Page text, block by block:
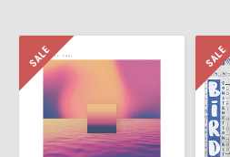
知らせするメールの2通が送信され
ます説明に沿って、製品のダウンロ
サンプルパック製品には、原則とし
用意しておりません。ご購入後のご
わせなどはテクニカルサポート
まで
デモソングは、製品収録サウンドを
2022.06.06
加方法
マークのついた情報は、該当する製品
おります。ご覧頂くには、該当する製品を